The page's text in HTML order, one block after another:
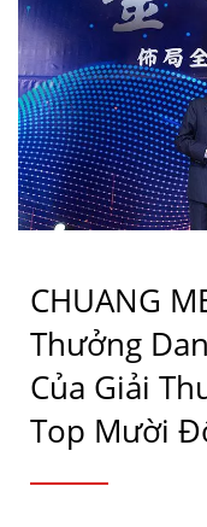
CHUANG
Thưởng
Của Giải
Top Mười